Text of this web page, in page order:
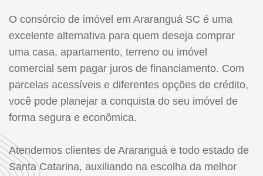
O consórcio de imóvel em Araranguá SC é uma
excelente alternativa para quem deseja comprar
uma casa, apartamento, terreno ou imóvel
comercial sem pagar juros de financiamento. Com
parcelas acessíveis e diferentes opções de crédito,
você pode planejar a conquista do seu imóvel de
forma segura e econômica.
Atendemos clientes de Araranguá e todo estado de
Santa Catarina, auxiliando na escolha da melhor